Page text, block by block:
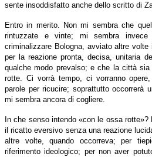
sente insoddisfatto anche dello scritto di
Entro in merito. Non mi sembra che
rintuzzate e vinte; mi sembra
criminalizzare Bologna, avviato altre
per la reazione pronta, decisa, unitaria
qualche modo prevalso; e che la città
rotte. Ci vorrà tempo, ci vorranno
parole per ricucire; soprattutto occorrerà
mi sembra ancora di cogliere.
In che senso intendo «con le ossa
il ricatto eversivo senza una reazione
altre volte, quando occorreva; per
riferimento ideologico; per non aver